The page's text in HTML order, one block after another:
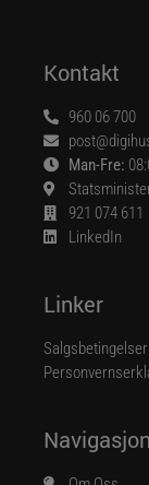
Navigasjon
Linker
Salgsbetingelser
Kontakt
960 06 700
Man-Fre:
921 074 611
LinkedIn